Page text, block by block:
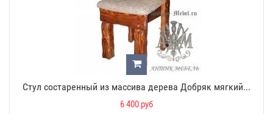
Стул состаренный из массива дерева Добряк мягкий...
6 400 руб